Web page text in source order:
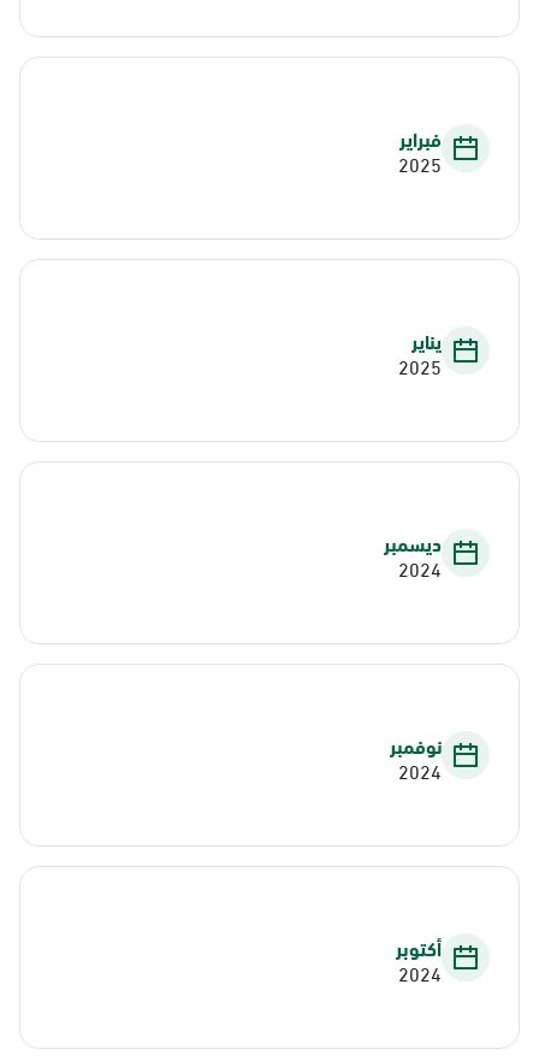
فبراير
2025
يناير
2025
ديسمبر
2024
نوفمبر
2024
أكتوبر
2024